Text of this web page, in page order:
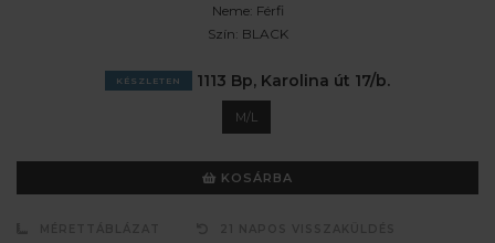
Neme: Férfi
Szín: BLACK
KÉSZLETEN 1113 Bp, Karolina út 17/b.
M/L
KOSÁRBA